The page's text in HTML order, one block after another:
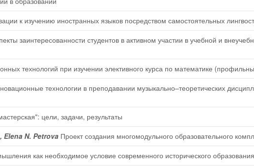
к изучению иностранных языков посредством самостоятельных
заинтересованности студентов в активном участии в учебной и
технологий при изучении элективного курса по математике
технологии в преподавании музыкально–теоретических
цели, задачи, результаты
Elena N. Petrova Проект создания многомодульного образовательного
как необходимое условие современного исторического образования